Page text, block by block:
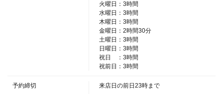
・【カクテル】カシスグレフル/カシスウーロン/カシスジンジャー/ピーチソ
ーダ/レゲエパンチ/ファジーネーブル/ピーチグレフル/ピーチジンジャー/ジン
トニック/スクリュードライバー/ブルドック/モスコミュール/ライチソーダ/ラ
イチオレンジ/ライチグレフル【梅酒】(ロック/水/ソーダ/お湯)
・【焼酎】芋(ロック/水/お湯)/麦(ロック/水/お湯)【日本酒(冷酒・熱燗)】
【グラスワイン＆ワインカクテル】赤ワイン/白ワイン/キティ/カリモーチョ/
カルピスウォーター
火曜日：3時間
水曜日：3時間
木曜日：3時間
金曜日：2時間30分
土曜日：3時間
日曜日：3時間
祝日 ：3時間
祝前日：3時間
予約締切 来店日の前日23時まで
閉じる